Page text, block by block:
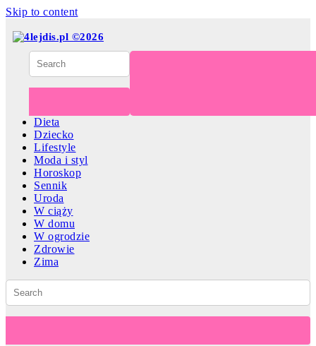
Skip to content
Dieta
Dziecko
Lifestyle
Moda i styl
Horoskop
Sennik
Uroda
W ciąży
W domu
W ogrodzie
Zdrowie
Zima